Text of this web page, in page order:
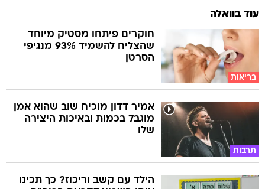
עוד בוואלה
בריאות
חוקרים פיתחו מסטיק מיוחד
שהצליח להשמיד 93% מנגיפי
הסרטן
תרבות
אמיר דדון מוכיח שוב שהוא אמן
מוגבל בכמות ובאיכות היצירה
שלו
הילד עם קשב וריכוז? כך תכינו